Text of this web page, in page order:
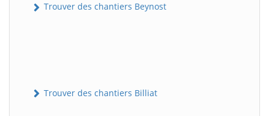
Trouver des chantiers Beynost
Trouver des chantiers Billiat